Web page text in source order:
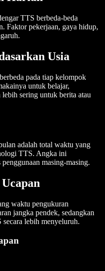
TTS berbeda-beda
Faktor pekerjaan, gaya hidup,
Usia
pada tiap kelompok
untuk belajar,
lebih sering untuk berita atau
adalah total waktu yang
TTS. Angka ini
masing-masing.
waktu pengukuran
jangka pendek, sedangkan
lebih menyeluruh.